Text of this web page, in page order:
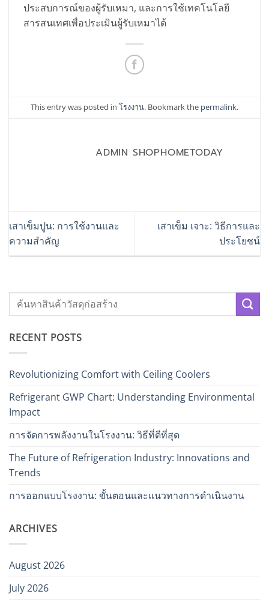
ประสบการณ์ของผู้รับเหมา, และการใช้เทคโนโลยี
สารสนเทศเพื่อประเมินผู้รับเหมาได้
This entry was posted in โรงงาน. Bookmark the permalink.
ADMIN SHOPHOMETODAY
เสาเข็มปูน: การใช้งานและ
ความสำคัญ
เสาเข็ม เจาะ: วิธีการและ
ประโยชน์
RECENT POSTS
Revolutionizing Comfort with Ceiling Coolers
Refrigerant GWP Chart: Understanding Environmental
Impact
การจัดการพลังงานในโรงงาน: วิธีที่ดีที่สุด
The Future of Refrigeration Industry: Innovations and
Trends
การออกแบบโรงงาน: ขั้นตอนและแนวทางการดำเนินงาน
ARCHIVES
August 2026
July 2026